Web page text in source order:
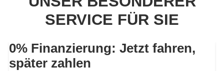
SERVICE FÜR SIE
0% Finanzierung: Jetzt fahren,
später zahlen